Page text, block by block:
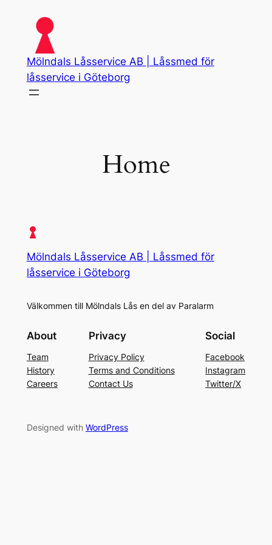
content
Mölndals Låsservice AB | Låssmed för
låsservice i Göteborg
Home
Mölndals Låsservice AB | Låssmed för
låsservice i Göteborg
Välkommen till Mölndals Lås en del av Paralarm
About
Team
History
Careers
Privacy
Privacy Policy
Terms and Conditions
Contact Us
Social
Facebook
Instagram
Twitter/X
Designed with WordPress